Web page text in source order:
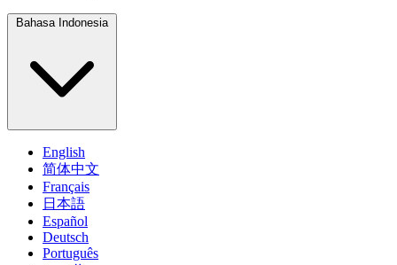
Bahasa Indonesia
English
简体中文
Français
日本語
Español
Deutsch
Português